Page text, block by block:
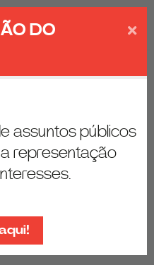
Link para a
Pesquisa Tags
de
DO
assuntos públicos
representação